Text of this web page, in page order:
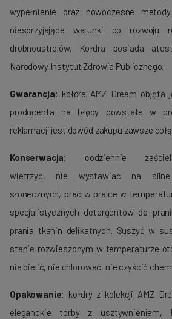
wypełnienie oraz nowoczesne
niesprzyjające warunki do rozwoju
drobnoustrojów. Kołdra posiada
Narodowy Instytut Zdrowia Publicznego.
Gwarancja: kołdra AMZ Dream
producenta na błędy powstałe w
reklamacji jest dowód zakupu zawsze
Konserwacja:
codziennie
wietrzyć, nie wystawiać na silne
słonecznych, prać w pralce w
specjalistycznych detergentów do
prania tkanin delikatnych. Suszyć w
stanie rozwieszonym w temperaturze
nie bielić, nie chlorować, nie czyścić
Opakowanie: kołdry z kolekcji AMZ
eleganckie torby z usztywnieniem,